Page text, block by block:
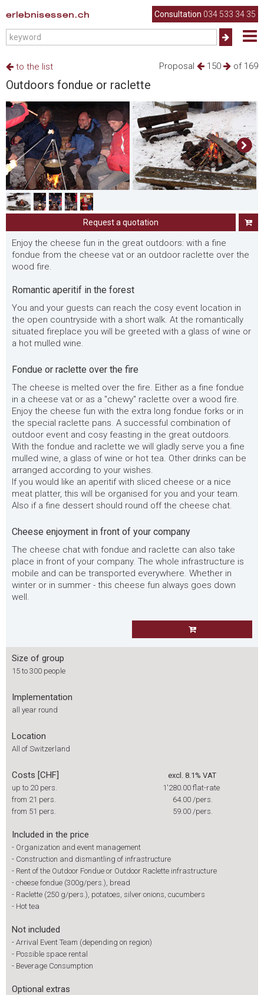
erlebnisessen.ch Consultation 034 533 34 35
Proposal 150 of 169
to the list
Outdoors fondue or raclette
Request a quotation
Enjoy the cheese fun in the great outdoors: with a fine
fondue from the cheese vat or an outdoor raclette over the
wood fire.
Romantic aperitif in the forest
You and your guests can reach the cosy event location in
the open countryside with a short walk. At the romantically
situated fireplace you will be greeted with a glass of wine or
a hot mulled wine.
Fondue or raclette over the fire
The cheese is melted over the fire. Either as a fine fondue
in a cheese vat or as a "chewy" raclette over a wood fire.
Enjoy the cheese fun with the extra long fondue forks or in
the special raclette pans. A successful combination of
outdoor event and cosy feasting in the great outdoors.
With the fondue and raclette we will gladly serve you a fine
mulled wine, a glass of wine or hot tea. Other drinks can be
arranged according to your wishes.
If you would like an aperitif with sliced cheese or a nice
meat platter, this will be organised for you and your team.
Also if a fine dessert should round off the cheese chat.
Cheese enjoyment in front of your company
The cheese chat with fondue and raclette can also take
place in front of your company. The whole infrastructure is
mobile and can be transported everywhere. Whether in
winter or in summer - this cheese fun always goes down
well.
Size of group
15 to 300 people
Implementation
all year round
Location
All of Switzerland
Costs [CHF]
excl. 8.1% VAT
up to 20 pers.
1'280.00 flat-rate
from 21 pers.
64.00 /pers.
from 51 pers.
59.00 /pers.
Included in the price
- Organization and event management
- Construction and dismantling of infrastructure
- Rent of the Outdoor Fondue or Outdoor Raclette infrastructure
- cheese fondue (300g/pers.), bread
- Raclette (250 g/pers.), potatoes, silver onions, cucumbers
- Hot tea
Not included
- Arrival Event Team (depending on region)
- Possible space rental
- Beverage Consumption
Optional extras